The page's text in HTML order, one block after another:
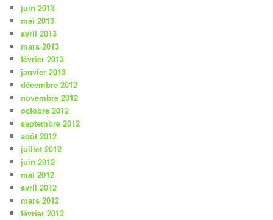
juin 2013
mai 2013
avril 2013
mars 2013
février 2013
janvier 2013
décembre 2012
novembre 2012
octobre 2012
septembre 2012
août 2012
juillet 2012
juin 2012
mai 2012
avril 2012
mars 2012
février 2012